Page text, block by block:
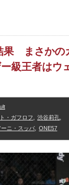
果 まさかの
級王者はウ
・ガフロフ 渋谷莉孔
ーニ・スッバ ONE57